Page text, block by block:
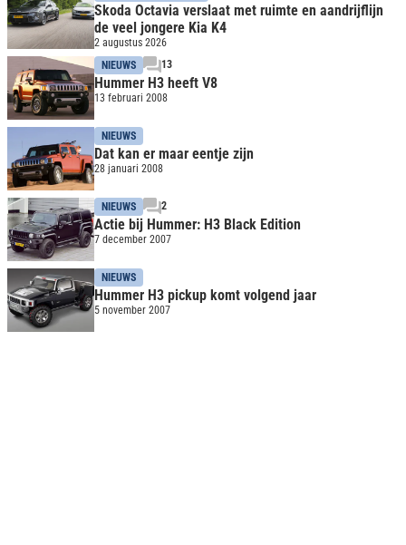
Skoda Octavia verslaat met ruimte en aandrijflijn
de veel jongere Kia K4
2 augustus 2026
NIEUWS
13
Hummer H3 heeft V8
13 februari 2008
NIEUWS
Dat kan er maar eentje zijn
28 januari 2008
NIEUWS 2
Actie bij Hummer: H3 Black Edition
7 december 2007
NIEUWS
Hummer H3 pickup komt volgend jaar
5 november 2007